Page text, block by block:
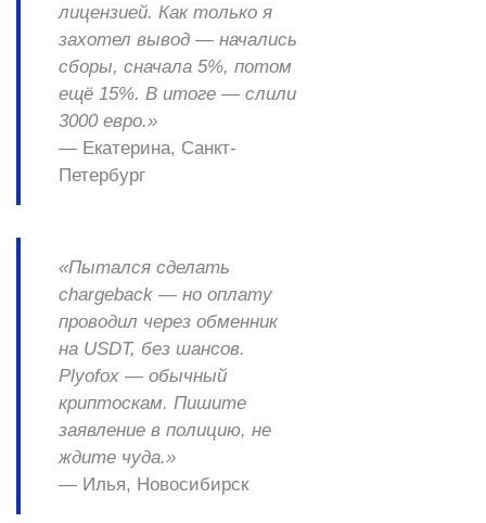
лицензией. Как только я
захотел вывод — начались
сборы, сначала 5%, потом
ещё 15%. В итоге — слили
3000 евро.»
— Екатерина, Санкт-
Петербург
«Пытался сделать
chargeback — но оплату
проводил через обменник
на USDT, без шансов.
Plyofox — обычный
криптоскам. Пишите
заявление в полицию, не
ждите чуда.»
— Илья, Новосибирск